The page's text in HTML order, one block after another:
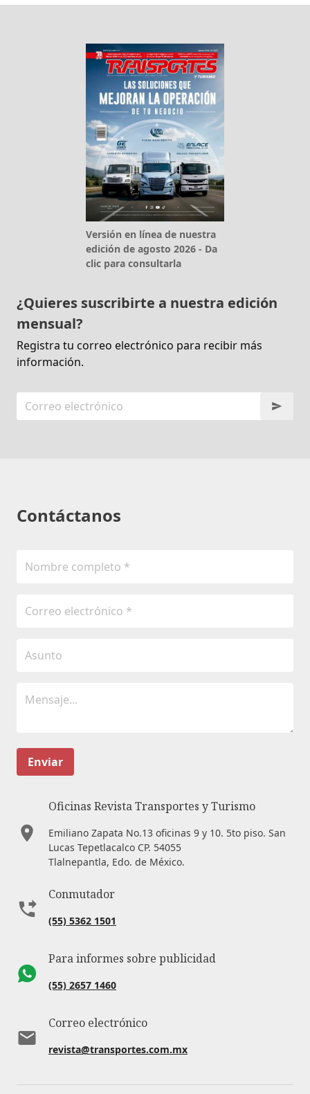
Versión en línea de nuestra
edición de agosto 2026 - Da
clic para consultarla
¿Quieres suscribirte a nuestra edición
mensual?
Registra tu correo electrónico para recibir más
información.
Contáctanos
Enviar
Oficinas Revista Transportes y Turismo
Emiliano Zapata No.13 oficinas 9 y 10. 5to piso. San
Lucas Tepetlacalco CP. 54055
Tlalnepantla, Edo. de México.
Conmutador
(55) 5362 1501
Para informes sobre publicidad
(55) 2657 1460
Correo electrónico
revista@transportes.com.mx